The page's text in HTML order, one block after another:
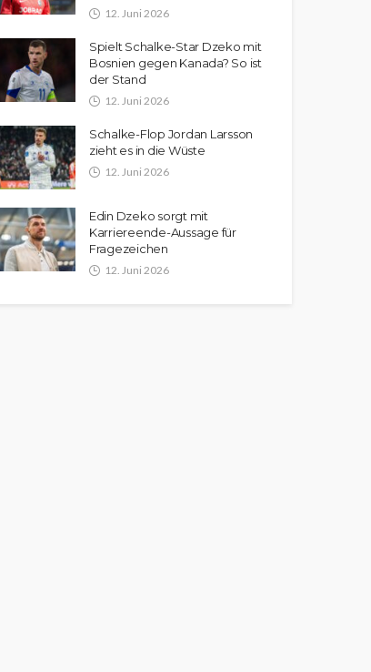
12. Juni 2026
Spielt Schalke-Star Dzeko mit
Bosnien gegen Kanada? So ist
der Stand
12. Juni 2026
Schalke-Flop Jordan Larsson
zieht es in die Wüste
12. Juni 2026
Edin Dzeko sorgt mit
Karriereende-Aussage für
Fragezeichen
12. Juni 2026